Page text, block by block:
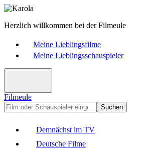
Herzlich willkommen bei der Filmeule
Meine Lieblingsfilme
Meine Lieblingsschauspieler
Filmeule
Suchen
Demnächst im TV
Deutsche Filme